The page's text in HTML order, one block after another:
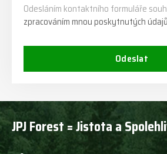
Odesláním kontaktního formuláře
zpracováním mnou poskytnutých údajů
Odeslat
JPJ Forest = Jistota a